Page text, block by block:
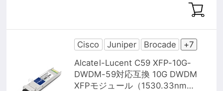
Cisco Juniper Brocade
+7
Alcatel-Lucent C59 XFP-10G-
DWDM-59対応互換 10G DWDM
XFPモジュール（1530.33nm